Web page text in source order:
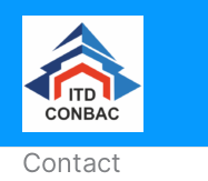
content
Contact